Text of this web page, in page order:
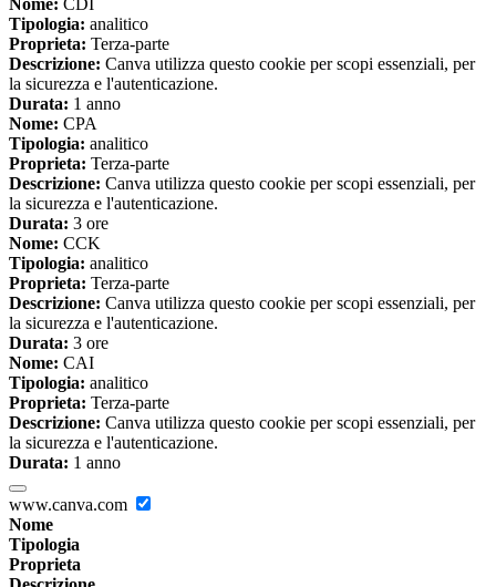
Nome: CDI
Tipologia: analitico
Proprieta: Terza-parte
Descrizione: Canva utilizza questo cookie per scopi essenziali, per
la sicurezza e l'autenticazione.
Durata: 1 anno
Nome: CPA
Tipologia: analitico
Proprieta: Terza-parte
Descrizione: Canva utilizza questo cookie per scopi essenziali, per
la sicurezza e l'autenticazione.
Durata: 3 ore
Nome: CCK
Tipologia: analitico
Proprieta: Terza-parte
Descrizione: Canva utilizza questo cookie per scopi essenziali, per
la sicurezza e l'autenticazione.
Durata: 3 ore
Nome: CAI
Tipologia: analitico
Proprieta: Terza-parte
Descrizione: Canva utilizza questo cookie per scopi essenziali, per
la sicurezza e l'autenticazione.
Durata: 1 anno
www.canva.com
Nome
Tipologia
Proprieta